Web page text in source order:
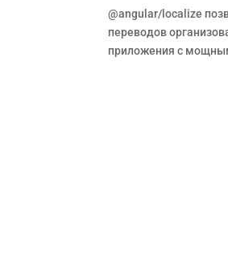
@angular/localize
переводов
приложения с